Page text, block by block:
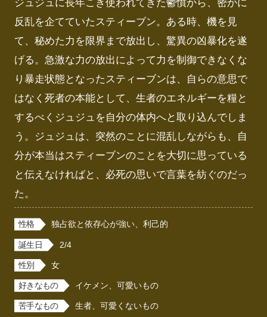
ジュジュに長年こき使われてきた鬱憤から、密かに
反乱を企てていたスティーブン。ある時、機を見
て、秘めた力を限界まで放出し、驚異の凶暴化を遂
げる。急激な力の放出によって力を制御できなくな
り暴走状態となったスティーブンは、自らの意思で
はなく死者の本能として、生者のエネルギーを糧と
するべくジュジュを自分の体内へと取り込んでしま
う。ジュジュは、突然のことに混乱しながらも、自
分が本当はスティーブンのことを大切に思っている
と伝えなければと、必死の思いで言葉を紡ぐのだっ
た。
性格 独占欲と依存心が強い、利己的
誕生日 2/4
性別 女
好きなもの イケメン、可愛いもの
苦手なもの 生者、可愛くないもの